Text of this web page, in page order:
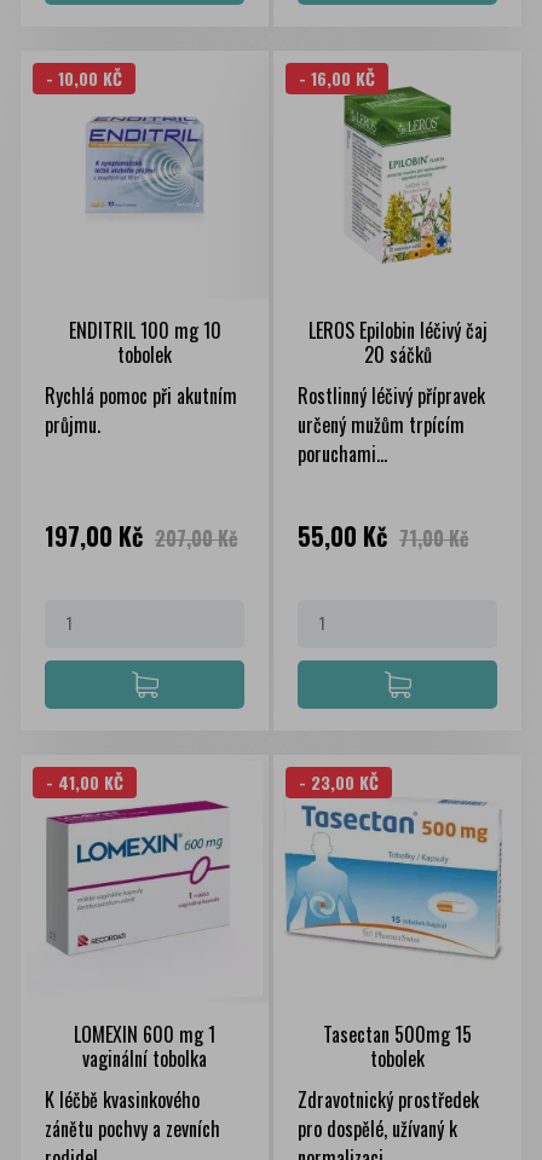
ENDITRIL 100 mg 10
tobolek
Rychlá pomoc při akutním
průjmu.
Cena
197,00 Kč Běžná
207,00 Kč
- 10,00 KČ
LEROS Epilobin léčivý čaj
20 sáčků
Rostlinný léčivý přípravek
určený mužům trpícím
poruchami...
Cena
55,00 Kč Běžná
71,00 Kč
- 16,00 KČ
LOMEXIN 600 mg 1
vaginální tobolka
K léčbě kvasinkového
zánětu pochvy a zevních
- 41,00 KČ
Tasectan 500mg 15
tobolek
Zdravotnický prostředek
pro dospělé, užívaný k
- 23,00 KČ